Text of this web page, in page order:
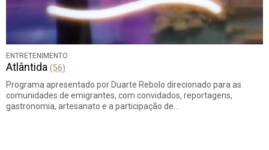
ENTRETENIMENTO
Atlântida (56)
Programa apresentado por Duarte Rebolo direcionado para as
comunidades de emigrantes, com convidados, reportagens,
gastronomia, artesanato e a participação de…